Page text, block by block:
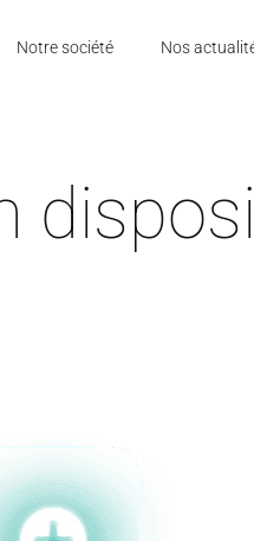
Notre société Nos